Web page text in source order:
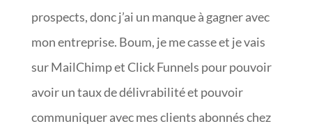
prospects, donc j’ai un manque à gagner avec
mon entreprise. Boum, je me casse et je vais
sur MailChimp et Click Funnels pour pouvoir
avoir un taux de délivrabilité et pouvoir
communiquer avec mes clients abonnés chez